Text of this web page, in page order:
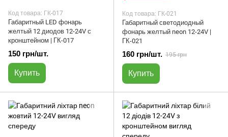
Код товара: ГК-017
Габаритный LED фонарь
желтый 12 диодов 12-24V с
кронштейном | ГК-017
150 грн/шт.
Купить
Код товара: ГК-021
Габаритный светодиодный
фонарь желтый neon 12-24V |
ГК-021
160 грн/шт. 195 грн
Купить